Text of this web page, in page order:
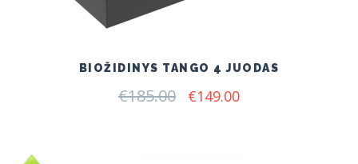
BIOŽIDINYS TANGO 4 JUODAS
€185.00 Original
€149.00Current